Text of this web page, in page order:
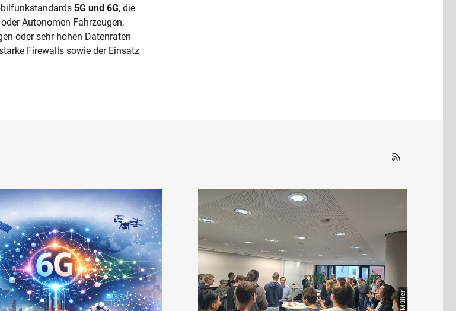
5G und 6G, die
Autonomen Fahrzeugen,
oder sehr hohen Datenraten
Firewalls sowie der Einsatz